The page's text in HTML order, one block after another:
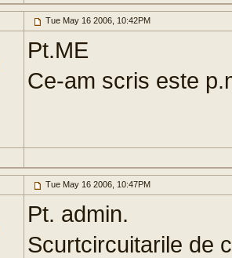
Tue May 16 2006, 10:42PM
Pt.ME
Ce-am scris este
Tue May 16 2006, 10:47PM
Pt. admin.
Scurtcircuitarile de